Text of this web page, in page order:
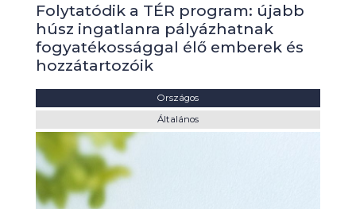
Folytatódik a TÉR program: újabb
húsz ingatlanra pályázhatnak
fogyatékossággal élő emberek és
hozzátartozóik
Országos
Általános